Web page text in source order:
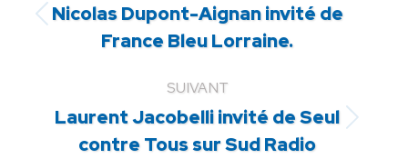
Article
précédent
Nicolas Dupont-Aignan invité de
France Bleu Lorraine.
SUIVANT
Article
suivant
Laurent Jacobelli invité de Seul
contre Tous sur Sud Radio